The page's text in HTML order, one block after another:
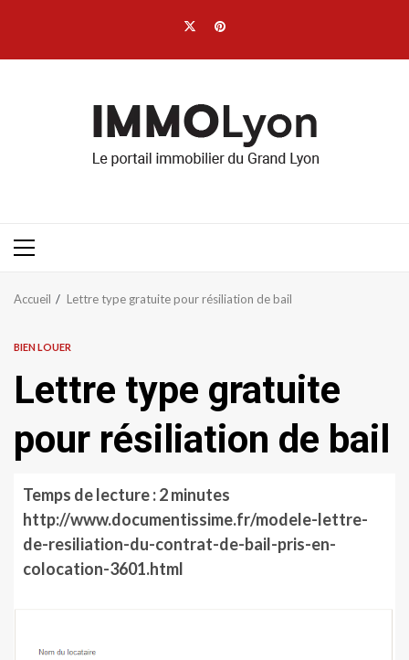
TwitterPinterest
Menu
Accueil Lettre type gratuite pour résiliation de bail
BIEN LOUER
Lettre type gratuite
pour résiliation de bail
Temps de lecture :2minutes
http://www.documentissime.fr/modele-lettre-
de-resiliation-du-contrat-de-bail-pris-en-
colocation-3601.html